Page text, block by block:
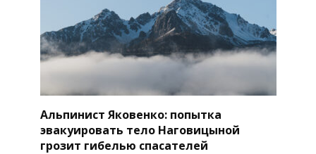
Альпинист Яковенко: попытка
эвакуировать тело Наговицыной
грозит гибелью спасателей